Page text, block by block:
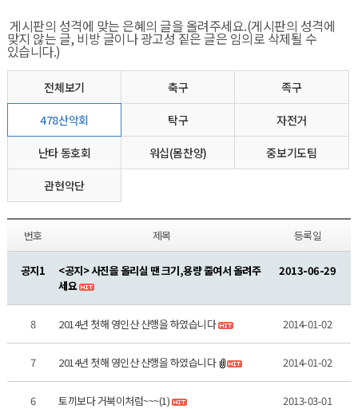
게시판의 성격에 맞는 은혜의 글을 올려주세요.(게시판의 성격에
맞지 않는 글, 비방 글이나 광고성 짙은 글은 임의로 삭제될 수
있습니다.)
​
전체보기 축구 족구
478산악회 탁구 자전거
난타 동호회 워십(몸찬양) 중보기도팀
관현악단
번호 제목 등록일
공지1
<공지> 사진을 올리실 땐 크기,용량 줄여서 올려주
세요
2013-06-29
8 2014년 첫해 영인산 산행을 하였습니다 2014-01-02
7 2014년 첫해 영인산 산행을 하였습니다 2014-01-02
6 토끼보다 거북이처럼~~~(1) 2013-03-01